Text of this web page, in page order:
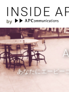
INSIDE
あなたにエーピー